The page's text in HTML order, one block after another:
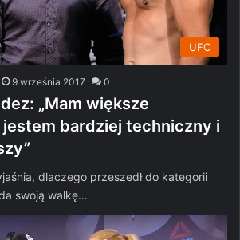
UFC
9 września 2017 0
„Mam większe
bardziej techniczny i
dlaczego przeszedł do kategorii
swoją walkę…